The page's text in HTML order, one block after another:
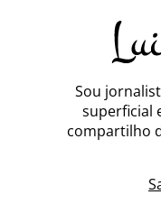
Sou
superficial
compartilho